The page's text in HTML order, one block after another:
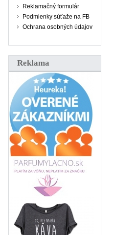
Reklamačný formulár
Podmienky súťaže na FB
Ochrana osobných údajov
Reklama